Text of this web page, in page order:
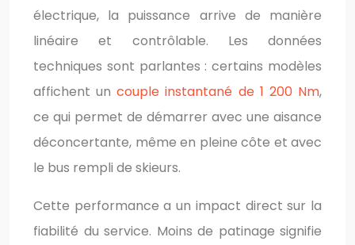
électrique, la puissance arrive de manière
linéaire et contrôlable. Les données
techniques sont parlantes : certains modèles
affichent uncouple instantané de 1 200 Nm,
ce qui permet de démarrer avec une aisance
déconcertante, même en pleine côte et avec
le bus rempli de skieurs.
Cette performance a un impact direct sur la
fiabilité du service. Moins de patinage signifie